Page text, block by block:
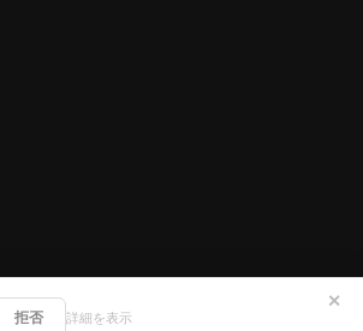
拒否 詳細を表示
✕